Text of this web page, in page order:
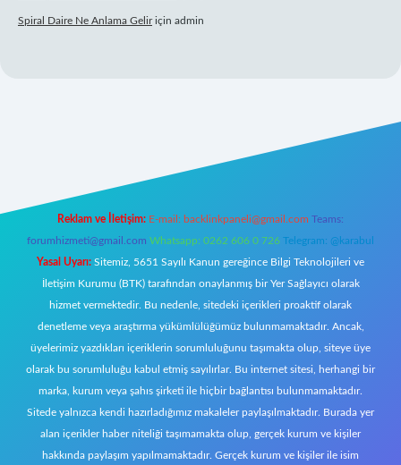
Spiral Daire Ne Anlama Geliriçin admin
Reklam ve İletişim: E-mail: backlinkpaneli@gmail.com Teams:
forumhizmeti@gmail.com Whatsapp: 0262 606 0 726 Telegram: @karabul
Yasal Uyarı: Sitemiz, 5651 Sayılı Kanun gereğince Bilgi Teknolojileri ve
İletişim Kurumu (BTK) tarafından onaylanmış bir Yer Sağlayıcı olarak
hizmet vermektedir. Bu nedenle, sitedeki içerikleri proaktif olarak
denetleme veya araştırma yükümlülüğümüz bulunmamaktadır. Ancak,
üyelerimiz yazdıkları içeriklerin sorumluluğunu taşımakta olup, siteye üye
olarak bu sorumluluğu kabul etmiş sayılırlar. Bu internet sitesi, herhangi bir
marka, kurum veya şahıs şirketi ile hiçbir bağlantısı bulunmamaktadır.
Sitede yalnızca kendi hazırladığımız makaleler paylaşılmaktadır. Burada yer
alan içerikler haber niteliği taşımamakta olup, gerçek kurum ve kişiler
hakkında paylaşım yapılmamaktadır. Gerçek kurum ve kişiler ile isim